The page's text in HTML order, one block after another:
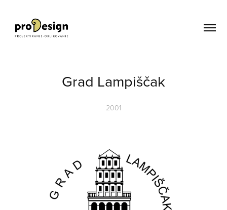
Grad Lampiščak
2001